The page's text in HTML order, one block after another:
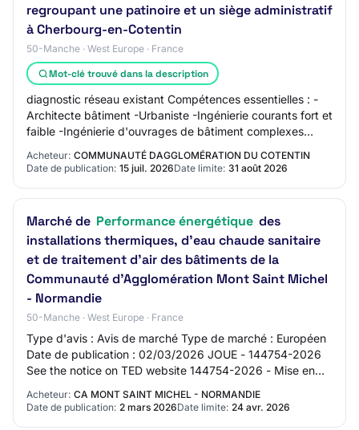
regroupant une patinoire et un siège administratif
à Cherbourg-en-Cotentin
50-Manche · West Europe · France
Mot-clé trouvé dans la description
diagnostic réseau existant Compétences essentielles : -
Architecte bâtiment -Urbaniste -Ingénierie courants fort et
faible -Ingénierie d'ouvrages de bâtiment complexes
(OPQIBI 1902) -Ingénierie en str…
Acheteur: COMMUNAUTÉ DAGGLOMÉRATION DU COTENTIN
Date de publication: 15 juil. 2026Date limite: 31 août 2026
Marché de Performance énergétique des
installations thermiques, d'eau chaude sanitaire
et de traitement d'air des bâtiments de la
Communauté d'Agglomération Mont Saint Michel
- Normandie
50-Manche · West Europe · France
Type d'avis : Avis de marché Type de marché : Européen
Date de publication : 02/03/2026 JOUE - 144754-2026
See the notice on TED website 144754-2026 - Mise en
Acheteur: CA MONT SAINT MICHEL - NORMANDIE
Date de publication: 2 mars 2026Date limite: 24 avr. 2026